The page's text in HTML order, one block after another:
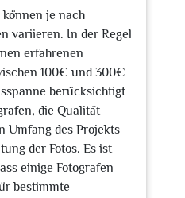
je nach
variieren. In der Regel
erfahrenen
100€ und 300€
berücksichtigt
die Qualität
Umfang des Projekts
der Fotos. Es ist
einige Fotografen
bestimmte